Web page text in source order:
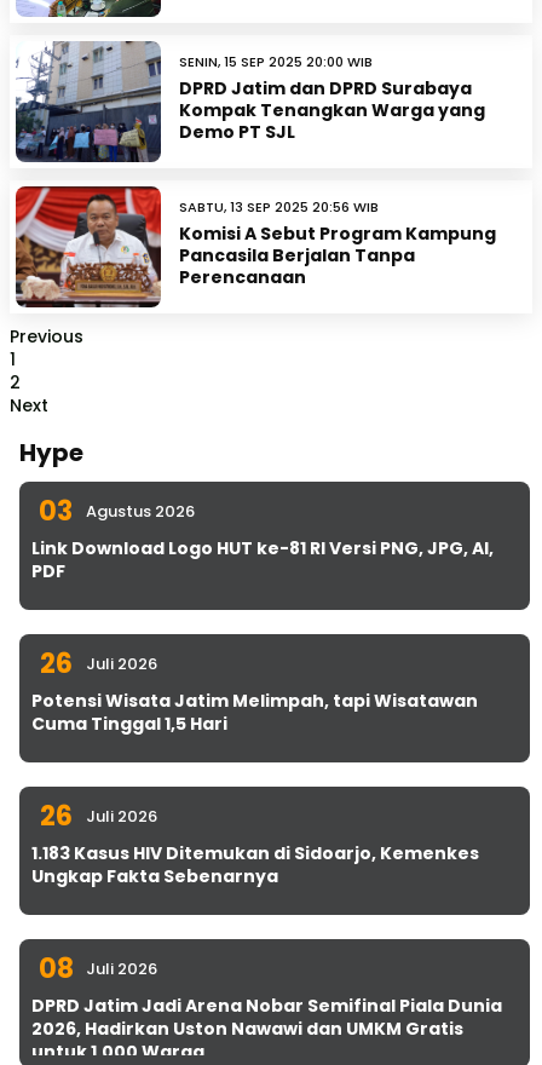
SENIN, 15 SEP 2025 20:00 WIB
DPRD Jatim dan DPRD Surabaya
Kompak Tenangkan Warga yang
Demo PT SJL
SABTU, 13 SEP 2025 20:56 WIB
Komisi A Sebut Program Kampung
Pancasila Berjalan Tanpa
Perencanaan
Previous
1
2
Next
Hype
03 Agustus 2026
Link Download Logo HUT ke-81 RI Versi PNG, JPG, AI,
PDF
26 Juli 2026
Potensi Wisata Jatim Melimpah, tapi Wisatawan
Cuma Tinggal 1,5 Hari
26 Juli 2026
1.183 Kasus HIV Ditemukan di Sidoarjo, Kemenkes
Ungkap Fakta Sebenarnya
08 Juli 2026
DPRD Jatim Jadi Arena Nobar Semifinal Piala Dunia
2026, Hadirkan Uston Nawawi dan UMKM Gratis
untuk 1.000 Warga